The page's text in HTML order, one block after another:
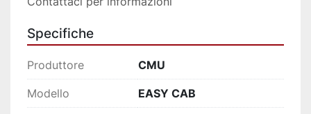
Specifiche
Produttore CMU
Modello EASY CAB